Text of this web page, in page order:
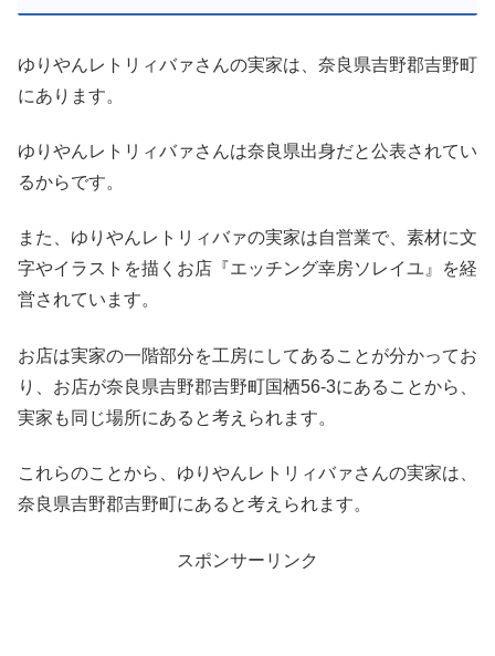
ゆりやんレトリィバァさんの実家は、奈良県吉野郡吉野町
にあります。
ゆりやんレトリィバァさんは奈良県出身だと公表されてい
るからです。
また、ゆりやんレトリィバァの実家は自営業で、素材に文
字やイラストを描くお店『エッチング幸房ソレイユ』を経
営されています。
お店は実家の一階部分を工房にしてあることが分かってお
り、お店が奈良県吉野郡吉野町国栖56‐3にあることから、
実家も同じ場所にあると考えられます。
これらのことから、ゆりやんレトリィバァさんの実家は、
奈良県吉野郡吉野町にあると考えられます。
スポンサーリンク